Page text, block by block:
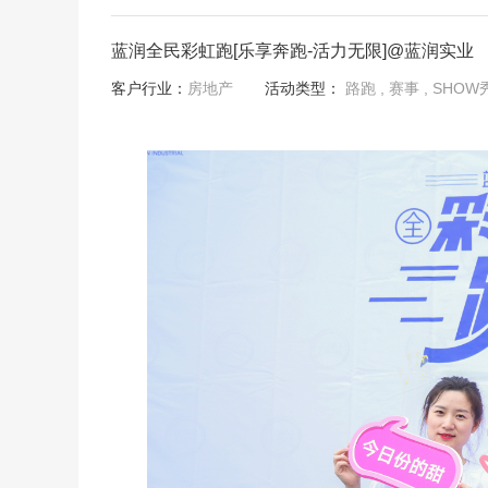
蓝润全民彩虹跑[乐享奔跑-活力无限]@蓝润实业
客户行业： 房地产 活动类型： 路跑 , 赛事 , SHOW